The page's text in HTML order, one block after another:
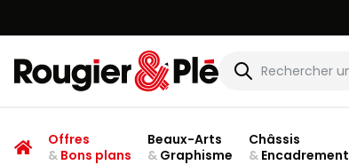
Rougier & Plé
Offres
&Bons plans
Beaux-Arts
&Graphisme
Châssis
&Encadrement